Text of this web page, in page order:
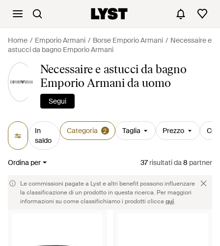
Home Emporio Armani Borse Emporio Armani
Necessaire e
astucci da bagno Emporio Armani
Necessaire e astucci da bagno
Emporio Armani da uomo
Segui
In
saldo
Categoria 2 Taglia Prezzo
Ordina per 37risultatida 8 partner
Le commissioni pagate a Lyst e altri benefit possono influenzare
la classificazione di un prodotto in questa ricerca. Per maggiori
informazioni su come classifichiamo i prodotti clicca qui.